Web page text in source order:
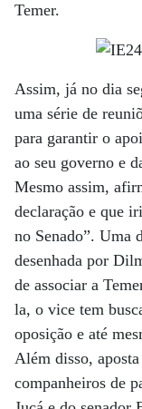
Temer.
Assim, já no dia
uma série de
para garantir o
ao seu governo e
Mesmo assim,
declaração e que
no Senado”. Uma
desenhada por
de associar a
la, o vice tem
oposição e até
Além disso,
companheiros de